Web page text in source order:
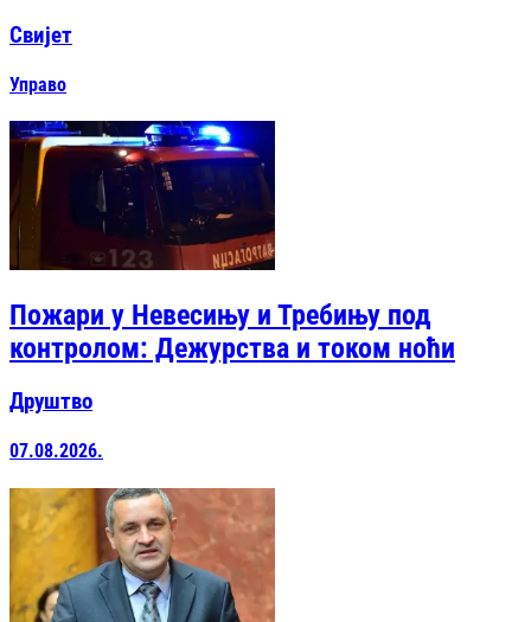
Свијет
Управо
Пожари у Невесињу и Требињу под
контролом: Дежурства и током ноћи
Друштво
07.08.2026.